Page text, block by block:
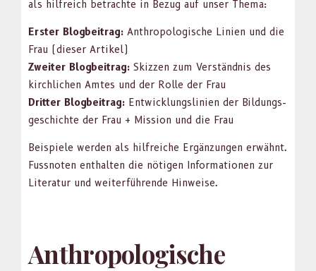
als hil­fre­ich betra­chte in Bezug auf unser The­ma:
Erster Blog­beitrag: Anthro­pol­o­gis­che Lin­ien und die
Frau (dieser Artikel)
Zweit­er Blog­beitrag: Skizzen zum Ver­ständ­nis des
kirch­lichen Amtes und der Rolle der Frau
Drit­ter Blog­beitrag: Entwick­lungslin­ien der Bil­dungs­
geschichte der Frau + Mis­sion und die Frau
Beispiele wer­den als hil­fre­iche Ergänzun­gen erwäh­nt.
Fuss­noten enthal­ten die nöti­gen Infor­ma­tio­nen zur
Lit­er­atur und weit­er­führende Hin­weise.
Anthropologische